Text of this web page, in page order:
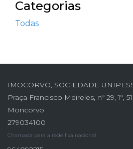
Categorias
Todas
IMOCORVO, SOCIEDADE
Praça Francisco Meireles, nº 29, 1º,
Moncorvo
279034100
Chamada para a rede fixa nacional